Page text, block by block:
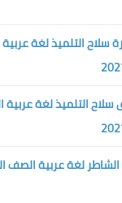
سلاح التلميذ لغة
التلميذ لغة عربية
لغة عربية الصف